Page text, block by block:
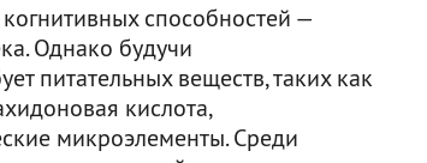
способностей —
Однако будучи
питательных веществ, таких как
кислота,
микроэлементы. Среди